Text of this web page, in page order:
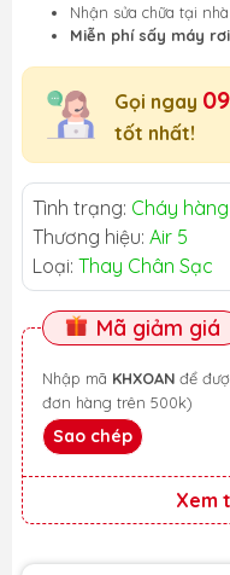
Nhận sửa chữa tại nhà
Miễn phí sấy máy
Gọi ngay
tốt nhất!
Tình trạng: Cháy hàng
Thương hiệu: Air 5
Loại: Thay Chân Sạc
Mã giảm giá
Nhập mã KHXOAN
đơn hàng trên 500k)
Sao chép
Xem